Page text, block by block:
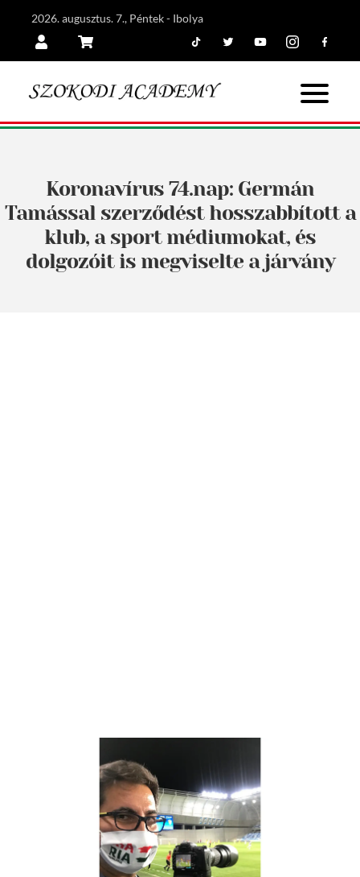
2026. augusztus. 7., Péntek - Ibolya
Koronavírus 74.nap: Germán
Tamással szerződést hosszabbított a
klub, a sport médiumokat, és
dolgozóit is megviselte a járvány